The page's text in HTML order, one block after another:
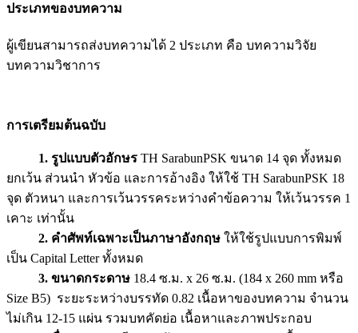
ประเภทของบทความ
ผู้เขียนสามารถส่งบทความได้ 2 ประเภท คือ บทความวิจัย
บทความวิชาการ
การเตรียมต้นฉบับ
1. รูปแบบตัวอักษร TH SarabunPSK ขนาด 14 จุด ทั้งหมด
ยกเว้น ส่วนนำ หัวข้อ และการอ้างอิง ให้ใช้ TH SarabunPSK 18
จุด ตัวหนา และการเว้นวรรคระหว่างคำข้อความ ให้เว้นวรรค 1
เคาะ เท่านั้น
2. คำศัพท์เฉพาะเป็นภาษาอังกฤษ ให้ใช้รูปแบบการพิมพ์
เป็น Capital Letterทั้งหมด
3. ขนาดกระดาษ 18.4 ซ.ม. x 26 ซ.ม. (184 x 260 mm หรือ
Size B5) ระยะระหว่างบรรทัด 0.82 เนื้อหาของบทความ จำนวน
ไม่เกิน 12-15 แผ่น รวมบทคัดย่อ เนื้อหาและภาพประกอบ